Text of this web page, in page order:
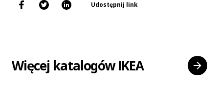
Udostępnij link
Więcej katalogów IKEA